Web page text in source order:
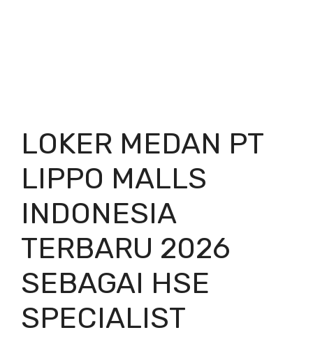
LOKER MEDAN PT
LIPPO MALLS
INDONESIA
TERBARU 2026
SEBAGAI HSE
SPECIALIST